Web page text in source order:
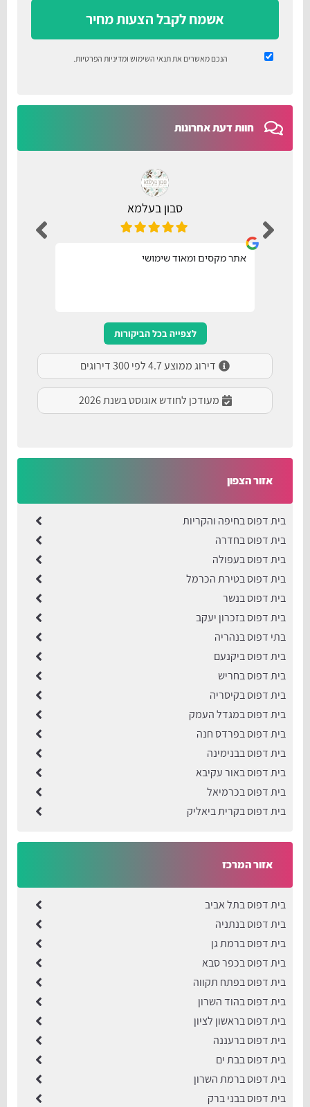
אשמח לקבל הצעות מחיר
הנכם מאשרים את תנאי השימוש ומדיניות הפרטיות
חוות דעת אחרונות
סבון בעלמא
אתר מקסים ומאוד שימושי
לצפייה בכל הביקורות
דירוג ממוצע 4.7 לפי 300 דירוגים
מעודכן לחודש אוגוסט בשנת 2026
אזור הצפון
בית דפוס בחיפה והקריות
בית דפוס בחדרה
בית דפוס בעפולה
בית דפוס בטירת הכרמל
בית דפוס בנשר
בית דפוס בזכרון יעקב
בתי דפוס בנהריה
בית דפוס ביקנעם
בית דפוס בחריש
בית דפוס בקיסריה
בית דפוס במגדל העמק
בית דפוס בפרדס חנה
בית דפוס בבנימינה
בית דפוס באור עקיבא
בית דפוס בכרמיאל
בית דפוס בקרית ביאליק
אזור המרכז
בית דפוס בתל אביב
בית דפוס בנתניה
בית דפוס ברמת גן
בית דפוס בכפר סבא
בית דפוס בפתח תקווה
בית דפוס בהוד השרון
בית דפוס בראשון לציון
בית דפוס ברעננה
בית דפוס בבת ים
בית דפוס ברמת השרון
בית דפוס בבני ברק